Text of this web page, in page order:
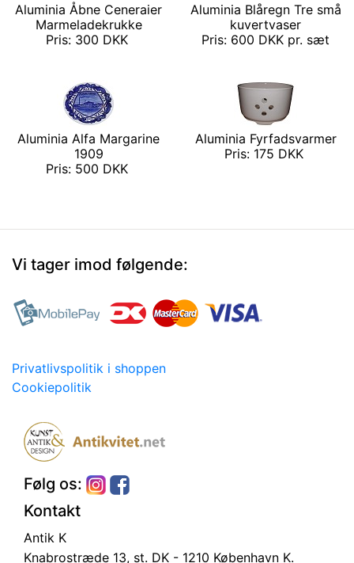
Aluminia Åbne Ceneraier
Marmeladekrukke
Pris: 300 DKK
Aluminia Blåregn Tre små
kuvertvaser
Pris: 600 DKK pr. sæt
Aluminia Alfa Margarine
1909
Pris: 500 DKK
Aluminia Fyrfadsvarmer
Pris: 175 DKK
Vi tager imod følgende:
Privatlivspolitik i shoppen
Cookiepolitik
Følg os:
Kontakt
Antik K
Knabrostræde 13, st. DK - 1210 København K.